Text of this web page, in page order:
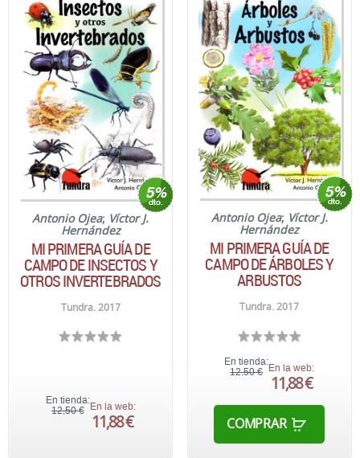
Antonio Ojea; Víctor J.
Hernández
MI PRIMERA GUÍA DE
CAMPO DE INSECTOS Y
OTROS INVERTEBRADOS
Tundra. 2017
En tienda:
12,50 € En la web:
11,88 €
Antonio Ojea; Víctor J.
Hernández
MI PRIMERA GUÍA DE
CAMPO DE ÁRBOLES Y
ARBUSTOS
Tundra. 2017
En tienda:
12,50 €
En la web:
11,88 €
COMPRAR